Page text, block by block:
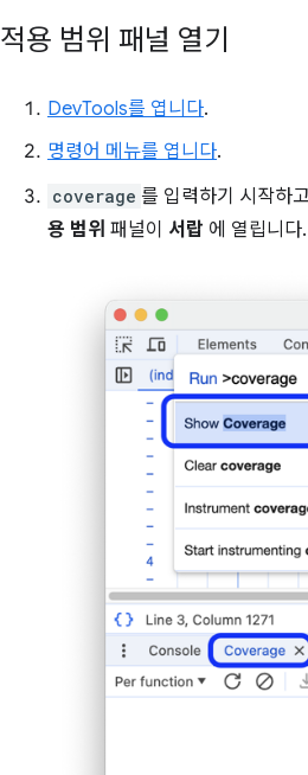
적용 범위 패널 열기
DevTools를 엽니다.
명령어 메뉴를 엽니다.
coverage 를 입력하기 시작하고
용 범위 패널이 서랍 에 열립니다.